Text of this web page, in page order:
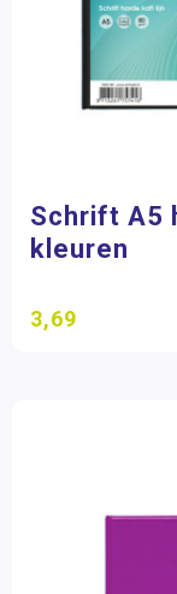
Schrift A5
kleuren
3,69